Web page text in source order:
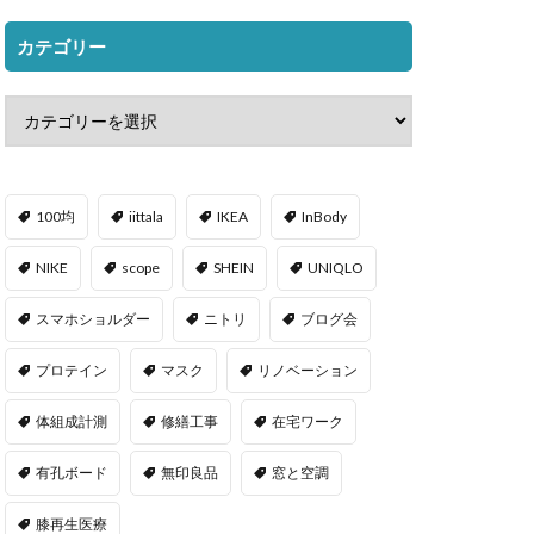
カテゴリー
100均 iittala IKEA InBody
NIKE scope SHEIN UNIQLO
スマホショルダー ニトリ ブログ会
プロテイン マスク リノベーション
体組成計測 修繕工事 在宅ワーク
有孔ボード 無印良品 窓と空調
膝再生医療